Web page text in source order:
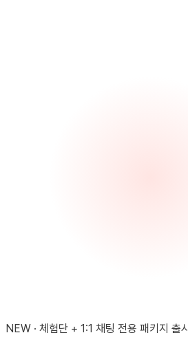
NEW · 체험단 + 1:1 채팅 전용 패키지 출시